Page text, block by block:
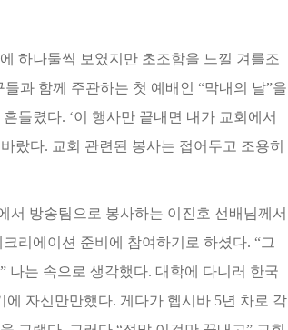
하나둘씩 보였지만 초조함을 느낄 겨를조
과 함께 주관하는 첫 예배인 “막내의 날”을
들렸다. ‘이 행사만 끝내면 내가 교회에서
랐다. 교회 관련된 봉사는 접어두고 조용히
서 방송팀으로 봉사하는 이진호 선배님께서
리에이션 준비에 참여하기로 하셨다. “그
나는 속으로 생각했다. 대학에 다니러 한국
에 자신만만했다. 게다가 헵시바 5년 차로 각